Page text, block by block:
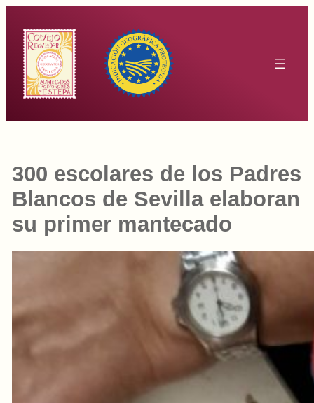
contenido
300 escolares de los Padres
Blancos de Sevilla elaboran
su primer mantecado